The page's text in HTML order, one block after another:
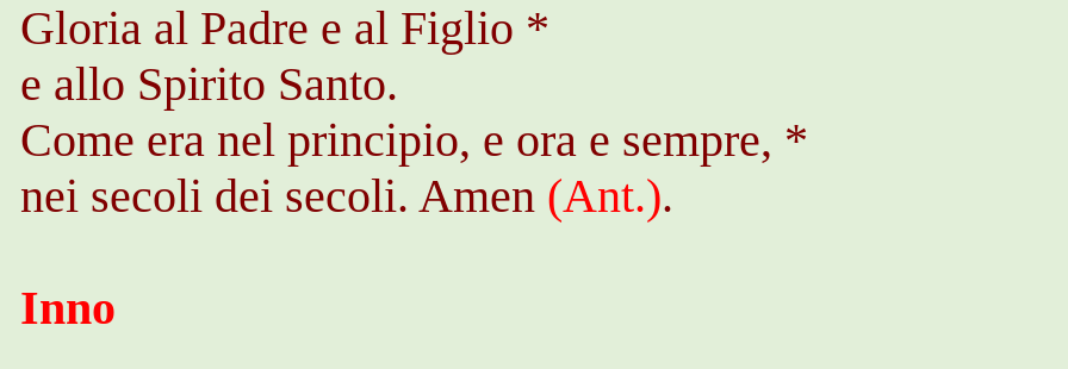
Gloria al Padre e al Figlio *
e allo Spirito Santo.
Come era nel principio, e ora e sempre, *
nei secoli dei secoli. Amen (Ant.).
Inno